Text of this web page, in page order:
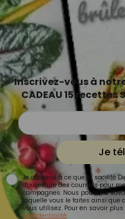
Inscrivez-vous à
CADEAU 15 recettes
Je
Je consens à ce que la société
d'ouverture des courriels pour
campagnes. Nous pourrons
laquelle vous le faites ainsi que
vous utilisez. Pour en savoir
confidentialité.